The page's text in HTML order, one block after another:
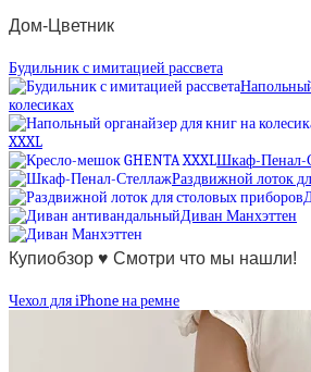
Дом-Цветник
Будильник с имитацией рассвета
колесиках
XXXL
Шкаф-Пенал-
Раздвижной лоток
Диван Манхэттен
Купиобзор ♥ Смотри что мы нашли!
Чехол для iPhone на ремне